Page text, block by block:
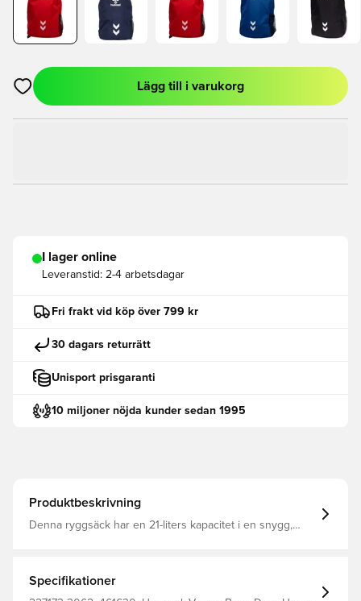
Öppnar en Modal för att logga in eller registrera dig som
Lägg till i varukorg
I lager online
Leveranstid: 2-4 arbetsdagar
Fri frakt vid köp över 799 kr
30 dagars returrätt
Unisport prisgaranti
10 miljoner nöjda kunder sedan 1995
Produktbeskrivning
Denna ryggsäck har en 21-liters kapacitet i en snygg,
Specifikationer